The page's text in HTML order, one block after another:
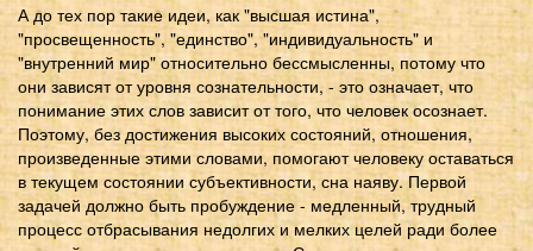
А до тех пор такие идеи, как "высшая истина",
"просвещенность", "единство", "индивидуальность" и
"внутренний мир" относительно бессмысленны, потому что
они зависят от уровня сознательности, - это означает, что
понимание этих слов зависит от того, что человек осознает.
Поэтому, без достижения высоких состояний, отношения,
произведенные этими словами, помогают человеку оставаться
в текущем состоянии субъективности, сна наяву. Первой
задачей должно быть пробуждение - медленный, трудный
процесс отбрасывания недолгих и мелких целей ради более